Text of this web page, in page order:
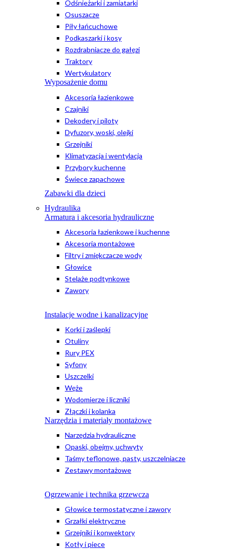
Odśnieżarki i zamiatarki
Osuszacze
Piły łańcuchowe
Podkaszarki i kosy
Rozdrabniacze do gałęzi
Traktory
Wertykulatory
Wyposażenie domu
Akcesoria łazienkowe
Czajniki
Dekodery i piloty
Dyfuzory, woski, olejki
Grzejniki
Klimatyzacja i wentylacja
Przybory kuchenne
Świece zapachowe
Zabawki dla dzieci
Hydraulika
Armatura i akcesoria hydrauliczne
Akcesoria łazienkowe i kuchenne
Akcesoria montażowe
Filtry i zmiękczacze wody
Głowice
Stelaże podtynkowe
Zawory
Instalacje wodne i kanalizacyjne
Korki i zaślepki
Otuliny
Rury PEX
Syfony
Uszczelki
Węże
Wodomierze i liczniki
Złączki i kolanka
Narzędzia i materiały montażowe
Narzędzia hydrauliczne
Opaski, obejmy, uchwyty
Taśmy teflonowe, pasty, uszczelniacze
Zestawy montażowe
Ogrzewanie i technika grzewcza
Głowice termostatyczne i zawory
Grzałki elektryczne
Grzejniki i konwektory
Kotły i piece